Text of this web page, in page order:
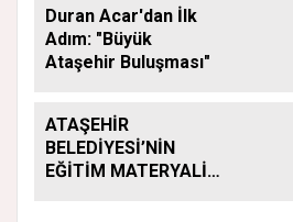
Duran Acar'dan İlk
Adım: "Büyük
Ataşehir Buluşması"
ATAŞEHİR
BELEDİYESİ’NİN
EĞİTİM MATERYALİ